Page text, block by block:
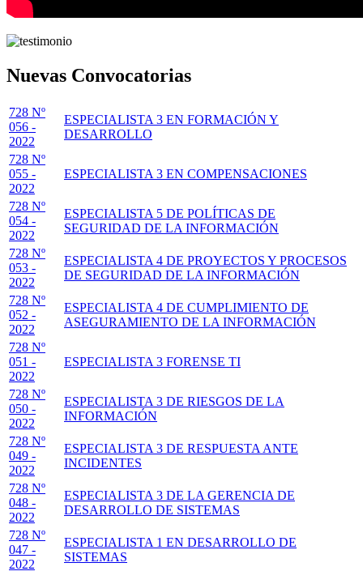
Nuevas Convocatorias
728 Nº
056 -
2022
ESPECIALISTA 3 EN FORMACIÓN Y
DESARROLLO
728 Nº
055 -
2022
ESPECIALISTA 3 EN COMPENSACIONES
728 Nº
054 -
2022
ESPECIALISTA 5 DE POLÍTICAS DE
SEGURIDAD DE LA INFORMACIÓN
728 Nº
053 -
2022
ESPECIALISTA 4 DE PROYECTOS Y PROCESOS
DE SEGURIDAD DE LA INFORMACIÓN
728 Nº
052 -
2022
ESPECIALISTA 4 DE CUMPLIMIENTO DE
ASEGURAMIENTO DE LA INFORMACIÓN
728 Nº
051 -
2022
ESPECIALISTA 3 FORENSE TI
728 Nº
050 -
2022
ESPECIALISTA 3 DE RIESGOS DE LA
INFORMACIÓN
728 Nº
049 -
2022
ESPECIALISTA 3 DE RESPUESTA ANTE
INCIDENTES
728 Nº
048 -
2022
ESPECIALISTA 3 DE LA GERENCIA DE
DESARROLLO DE SISTEMAS
728 Nº
047 -
2022
ESPECIALISTA 1 EN DESARROLLO DE
SISTEMAS